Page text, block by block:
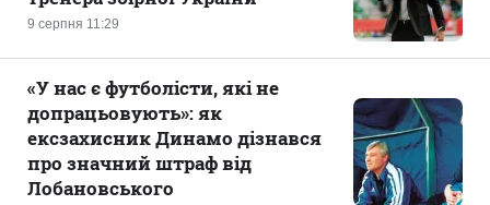
9 серпня 11:29
«У нас є футболісти, які не
допрацьовують»: як
ексзахисник Динамо дізнався
про значний штраф від
Лобановського